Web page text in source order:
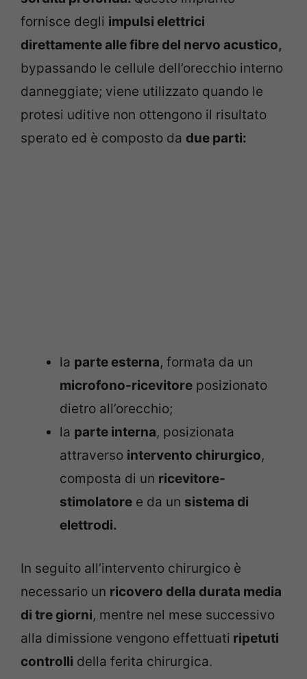
fornisce degli impulsi elettrici
direttamente alle fibre del nervo acustico,
bypassando le cellule dell’orecchio interno
danneggiate; viene utilizzato quando le
protesi uditive non ottengono il risultato
sperato ed è composto da due parti:
la parte esterna, formata da un
microfono-ricevitore posizionato
dietro all’orecchio;
la parte interna, posizionata
attraverso intervento chirurgico,
composta di un ricevitore-
stimolatore e da un sistema di
elettrodi.
In seguito all’intervento chirurgico è
necessario un ricovero della durata media
di tre giorni, mentre nel mese successivo
alla dimissione vengono effettuati ripetuti
controlli della ferita chirurgica.